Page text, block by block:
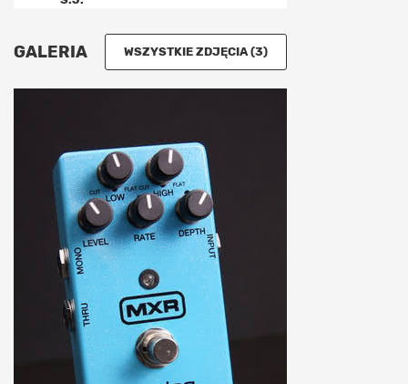
GALERIA WSZYSTKIE ZDJĘCIA (3)